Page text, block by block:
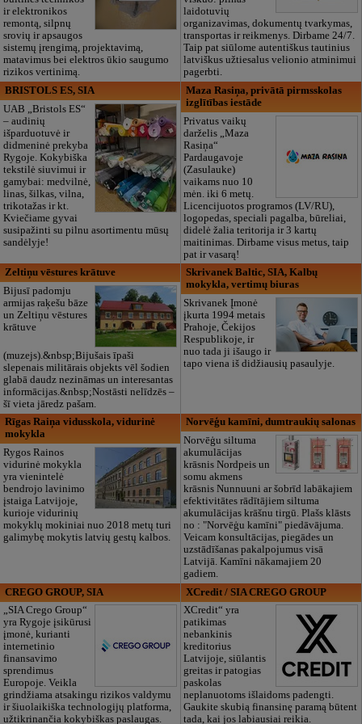
ir elektronikos
remontą, silpnų
srovių ir apsaugos
sistemų įrengimą, projektavimą,
matavimus bei elektros ūkio saugumo
rizikos vertinimą.
laidotuvių
organizavimas, dokumentų tvarkymas,
transportas ir reikmenys. Dirbame 24/7.
Taip pat siūlome autentiškus tautinius
latviškus užtiesalus velionio atminimui
pagerbti.
BRISTOLS ES, SIA
UAB „Bristols ES“
– audinių
išparduotuvė ir
didmeninė prekyba
Rygoje. Kokybiška
tekstilė siuvimui ir
gamybai: medvilnė,
linas, šilkas, vilna,
trikotažas ir kt.
Kviečiame gyvai
susipažinti su pilnu asortimentu mūsų
sandėlyje!
Maza Rasiņa, privātā pirmsskolas
izglītības iestāde
Privatus vaikų
darželis „Maza
Rasiņa“
Pardaugavoje
(Zasulauke)
vaikams nuo 10
mėn. iki 6 metų.
Licencijuotos programos (LV/RU),
logopedas, speciali pagalba, būreliai,
didelė žalia teritorija ir 3 kartų
maitinimas. Dirbame visus metus, taip
pat ir vasarą!
Zeltiņu vēstures krātuve
Bijusī padomju
armijas raķešu bāze
un Zeltiņu vēstures
krātuve
(muzejs).&nbsp;Bijušais īpaši
slepenais militārais objekts vēl šodien
glabā daudz nezināmas un interesantas
informācijas.&nbsp;Nostāsti nelīdzēs –
šī vieta jāredz pašam.
Skrivanek Baltic, SIA, Kalbų
mokykla, vertimų biuras
Skrivanek Įmonė
įkurta 1994 metais
Prahoje, Čekijos
Respublikoje, ir
nuo tada ji išaugo ir
tapo viena iš didžiausių pasaulyje.
Rīgas Raiņa vidusskola, vidurinė
mokykla
Rygos Rainos
vidurinė mokykla
yra vienintelė
bendrojo lavinimo
įstaiga Latvijoje,
kurioje vidurinių
mokyklų mokiniai nuo 2018 metų turi
galimybę mokytis latvių gestų kalbos.
Norvēģu kamīni, dumtraukių salonas
Norvēģu siltuma
akumulācijas
krāsnis Nordpeis un
somu akmens
krāsnis Nunnuuni ar šobrīd labākajiem
efektivitātes rādītājiem siltuma
akumulācijas krāšnu tirgū. Plašs klāsts
no : "Norvēģu kamīni" piedāvājuma.
Veicam konsultācijas, piegādes un
uzstādīšanas pakalpojumus visā
Latvijā. Kamīni nākamajiem 20
gadiem.
CREGO GROUP, SIA
„SIA Crego Group“
yra Rygoje įsikūrusi
įmonė, kurianti
internetinio
finansavimo
sprendimus
Europoje. Veikla
grindžiama atsakingu rizikos valdymu
ir šiuolaikiška technologijų platforma,
užtikrinančia kokybiškas paslaugas.
XCredit / SIA CREGO GROUP
XCredit“ yra
patikimas
nebankinis
kreditorius
Latvijoje, siūlantis
greitas ir patogias
paskolas
neplanuotoms išlaidoms padengti.
Gaukite skubią finansinę paramą būtent
tada, kai jos labiausiai reikia.